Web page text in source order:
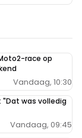
race op
Vandaag, 10:30
was volledig
Vandaag, 09:45